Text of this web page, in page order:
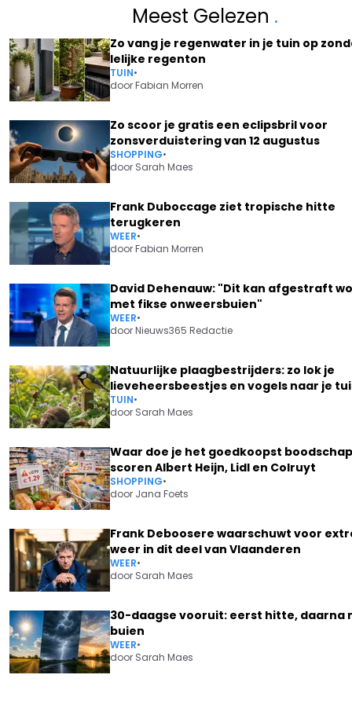
Meest Gelezen .
Zo vang je regenwater in je tuin op
lelijke regenton
TUIN•
doorFabian Morren
Zo scoor je gratis een eclipsbril voor
zonsverduistering van 12 augustus
SHOPPING•
door Sarah Maes
Frank Duboccage ziet tropische hitte
terugkeren
WEER•
doorFabian Morren
David Dehenauw: "Dit kan afgestraft
met fikse onweersbuien"
WEER•
doorNieuws365 Redactie
Natuurlijke plaagbestrijders: zo lok je
lieveheersbeestjes en vogels naar je
TUIN•
door Sarah Maes
Waar doe je het goedkoopst
scoren Albert Heijn, Lidl en Colruyt
SHOPPING•
door Jana Foets
Frank Deboosere waarschuwt voor
weer in dit deel van Vlaanderen
WEER•
door Sarah Maes
30-daagse vooruit: eerst hitte, daarna
buien
WEER•
door Sarah Maes